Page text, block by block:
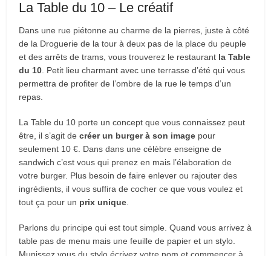
La Table du 10 – Le créatif
Dans une rue piétonne au charme de la pierres, juste à côté
de la Droguerie de la tour à deux pas de la place du peuple
et des arrêts de trams, vous trouverez le restaurant la Table
du 10. Petit lieu charmant avec une terrasse d’été qui vous
permettra de profiter de l’ombre de la rue le temps d’un
repas.
La Table du 10 porte un concept que vous connaissez peut
être, il s’agit decréer un burger à son image pour
seulement 10 €. Dans dans une célèbre enseigne de
sandwich c’est vous qui prenez en mais l’élaboration de
votre burger. Plus besoin de faire enlever ou rajouter des
ingrédients, il vous suffira de cocher ce que vous voulez et
tout ça pour un prix unique.
Parlons du principe qui est tout simple. Quand vous arrivez à
table pas de menu mais une feuille de papier et un stylo.